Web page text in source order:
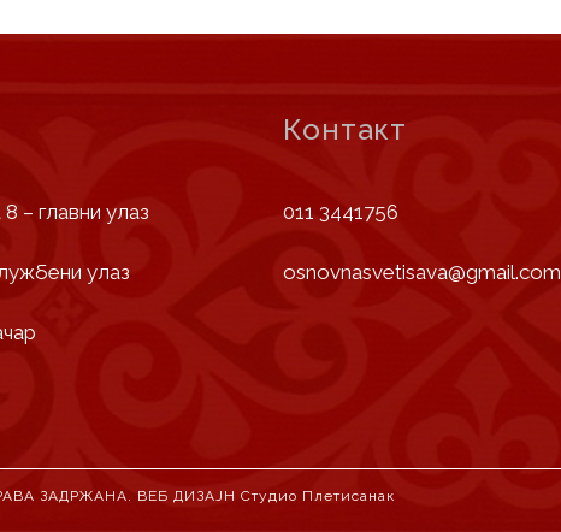
– главни улаз
улаз
Контакт
011 3441756
osnovnasvetisava@gmail.com
ЗАДРЖАНА. ВЕБ ДИЗАЈН Студио Плетисанак